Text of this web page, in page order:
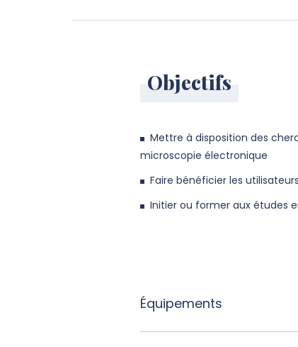
Objectifs
Mettre à disposition des
microscopie électronique
Faire bénéficier les
Initier ou former aux études
Équipements